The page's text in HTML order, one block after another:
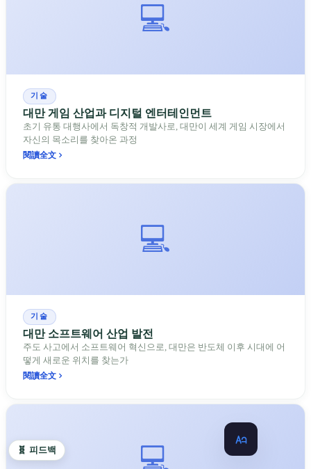
💻
기술
대만 게임 산업과 디지털 엔터테인먼트
초기 유통 대행사에서 독창적 개발사로, 대만이 세계 게임 시장에서
자신의 목소리를 찾아온 과정
閱讀全文
💻
기술
대만 소프트웨어 산업 발전
주도 사고에서 소프트웨어 혁신으로, 대만은 반도체 이후 시대에 어
떻게 새로운 위치를 찾는가
閱讀全文
💻
🧬 피드백